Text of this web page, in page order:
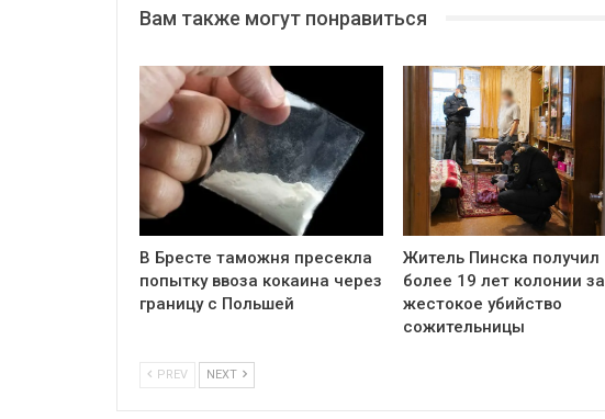
Вам также могут понравиться
В Бресте таможня пресекла
попытку ввоза кокаина через
границу с Польшей
Житель Пинска получил
более 19 лет колонии за
жестокое убийство
сожительницы
PREV NEXT